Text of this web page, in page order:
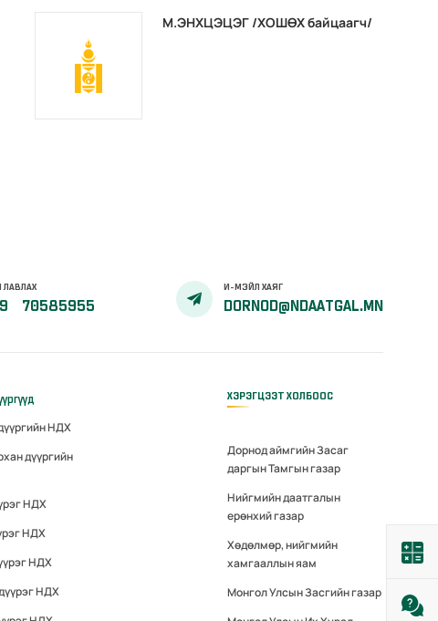
М.ЭНХЦЭЦЭГ /ХОШӨХ байцаагч/
ЛАВЛАХ
70585955
И-МЭЙЛ ХАЯГ
DORNOD@NDAATGAL.MN
НДХ
дүүргийн
НДХ
НДХ
НДХ
НДХ
ХЭРЭГЦЭЭТ ХОЛБООС
Дорнод аймгийн Засаг
даргын Тамгын газар
Нийгмийн даатгалын
ерөнхий газар
Хөдөлмөр, нийгмийн
хамгааллын яам
Монгол Улсын Засгийн газар